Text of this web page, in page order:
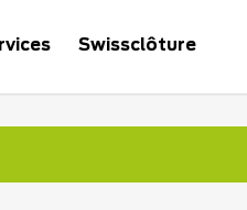
Swissclôture